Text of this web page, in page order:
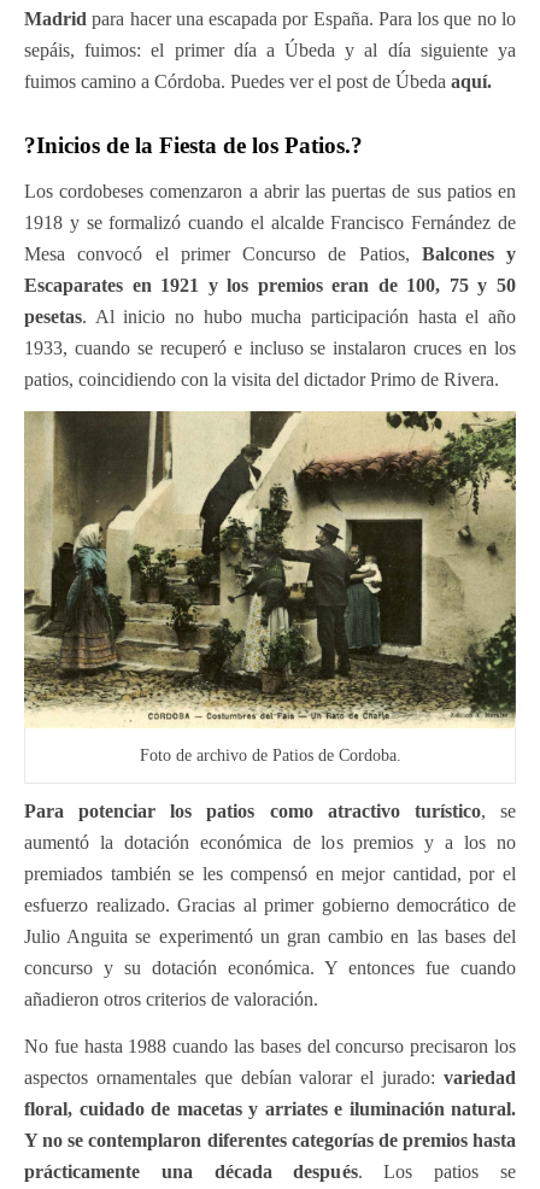
Madrid para hacer una escapada por España. Para los que no lo
sepáis, fuimos: el primer día a Úbeda y al día siguiente ya
fuimos camino a Córdoba. Puedes ver el post de Úbeda aquí.
?Inicios de la Fiesta de los Patios.?
Los cordobeses comenzaron a abrir las puertas de sus patios en
1918 y se formalizó cuando el alcalde Francisco Fernández de
Mesa convocó el primer Concurso de Patios, Balcones y
Escaparates en 1921 y los premios eran de 100, 75 y 50
pesetas. Al inicio no hubo mucha participación hasta el año
1933, cuando se recuperó e incluso se instalaron cruces en los
patios, coincidiendo con la visita del dictador Primo de Rivera.
Foto de archivo de Patios de Cordoba.
Para potenciar los patios como atractivo turístico, se
aumentó la dotación económica de los premios y a los no
premiados también se les compensó en mejor cantidad, por el
esfuerzo realizado. Gracias al primer gobierno democrático de
Julio Anguita se experimentó un gran cambio en las bases del
concurso y su dotación económica. Y entonces fue cuando
añadieron otros criterios de valoración.
No fue hasta 1988 cuando las bases del concurso precisaron los
aspectos ornamentales que debían valorar el jurado: variedad
floral, cuidado de macetas y arriates e iluminación natural.
Y no se contemplaron diferentes categorías de premios hasta
prácticamente una década después. Los patios se